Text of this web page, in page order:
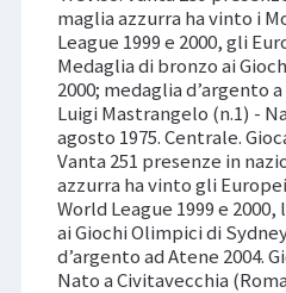
maglia azzurra ha vinto i
League 1999 e 2000, gli
Medaglia di bronzo ai
2000; medaglia d’argento
Luigi Mastrangelo (n.1) -
agosto 1975. Centrale.
Vanta 251 presenze in
azzurra ha vinto gli Europei
World League 1999 e
ai Giochi Olimpici di
d’argento ad Atene 2004.
Nato a Civitavecchia